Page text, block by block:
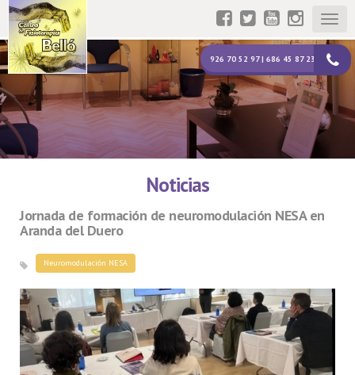
926 70 52 97 | 686 45 87 23
Noticias
Jornada de formación de neuromodulación NESA en
Aranda del Duero
Neuromodulación NESA